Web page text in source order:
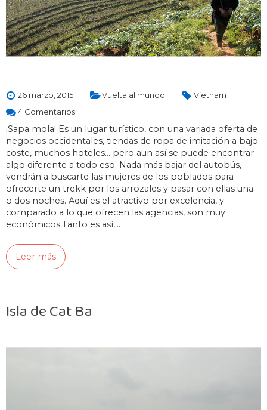
26 marzo, 2015 Vuelta al mundo
Vietnam
4 Comentarios
¡Sapa mola! Es un lugar turístico, con una variada oferta de
negocios occidentales, tiendas de ropa de imitación a bajo
coste, muchos hoteles… pero aun así se puede encontrar
algo diferente a todo eso. Nada más bajar del autobús,
vendrán a buscarte las mujeres de los poblados para
ofrecerte un trekk por los arrozales y pasar con ellas una
o dos noches. Aquí es el atractivo por excelencia, y
comparado a lo que ofrecen las agencias, son muy
económicos.Tanto es así,…
Leer más
Isla de Cat Ba